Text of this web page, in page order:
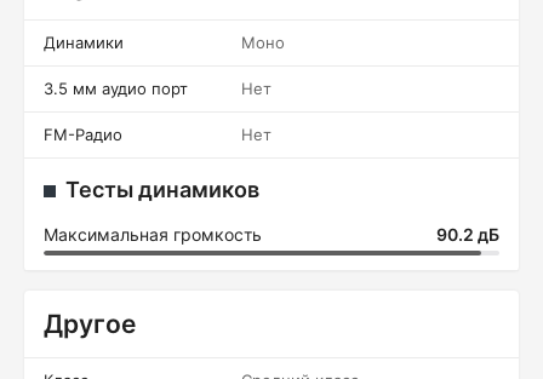
Динамики Моно
3.5 мм аудио порт Нет
FM-Радио Нет
Тесты динамиков
Максимальная громкость 90.2 дБ
Другое